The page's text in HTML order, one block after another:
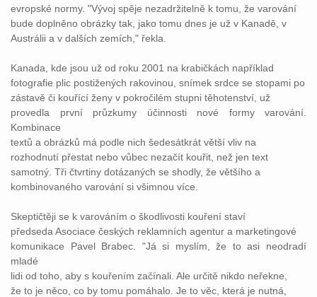
evropské normy. "Vývoj spěje nezadržitelně k tomu, že varování
bude doplněno obrázky tak, jako tomu dnes je už v Kanadě, v
Austrálii a v dalších zemích," řekla.
Kanada, kde jsou už od roku 2001 na krabičkách například
fotografie plic postižených rakovinou, snímek srdce se stopami po
zástavě či kouřící ženy v pokročilém stupni těhotenství, už
provedla první průzkumy účinnosti nové formy varování.
Kombinace
textů a obrázků má podle nich šedesátkrát větší vliv na
rozhodnutí přestat nebo vůbec nezačít kouřit, než jen text
samotný. Tři čtvrtiny dotázaných se shodly, že většího a
kombinovaného varování si všimnou více.
Skeptičtěji se k varováním o škodlivosti kouření staví
předseda Asociace českých reklamních agentur a marketingové
komunikace Pavel Brabec. "Já si myslím, že to asi neodradí
mladé
lidi od toho, aby s kouřením začínali. Ale určitě nikdo neřekne,
že to je něco, co by tomu pomáhalo. Je to věc, která je nutná,